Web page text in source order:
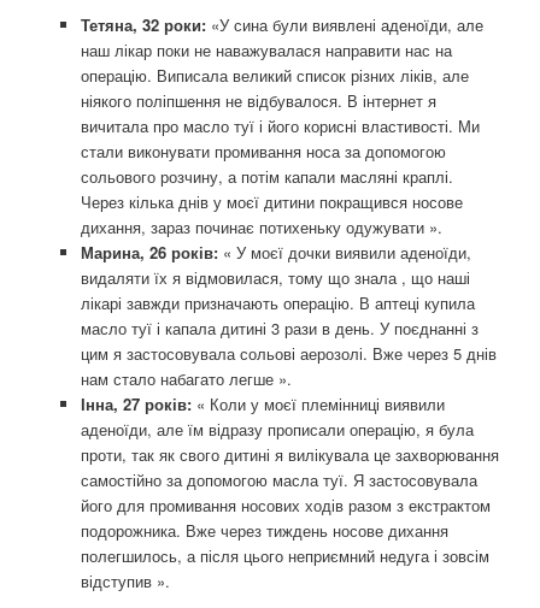
Тетяна, 32 роки: «У сина були виявлені аденоїди, але
наш лікар поки не наважувалася направити нас на
операцію. Виписала великий список різних ліків, але
ніякого поліпшення не відбувалося. В інтернет я
вичитала про масло туї і його корисні властивості. Ми
стали виконувати промивання носа за допомогою
сольового розчину, а потім капали масляні краплі.
Через кілька днів у моєї дитини покращився носове
дихання, зараз починає потихеньку одужувати ».
Марина, 26 років: « У моєї дочки виявили аденоїди,
видаляти їх я відмовилася, тому що знала , що наші
лікарі завжди призначають операцію. В аптеці купила
масло туї і капала дитині 3 рази в день. У поєднанні з
цим я застосовувала сольові аерозолі. Вже через 5 днів
нам стало набагато легше ».
Інна, 27 років: « Коли у моєї племінниці виявили
аденоїди, але їм відразу прописали операцію, я була
проти, так як свого дитині я вилікувала це захворювання
самостійно за допомогою масла туї. Я застосовувала
його для промивання носових ходів разом з екстрактом
подорожника. Вже через тиждень носове дихання
полегшилось, а після цього неприємний недуга і зовсім
відступив ».